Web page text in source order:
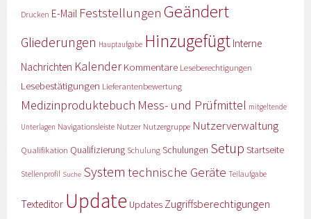
Drucken E-Mail Feststellungen Geändert
Gliederungen Hauptaufgabe Hinzugefügt Interne
Nachrichten KalenderKommentare Leseberechtigungen
Lesebestätigungen Lieferantenbewertung
Medizinproduktebuch Mess- und Prüfmittel mitgeltende
Unterlagen Navigationsleiste Nutzer Nutzergruppe Nutzerverwaltung
Qualifikation Qualifizierung Schulung Schulungen Setup Startseite
Stellenprofil Suche System technische Geräte Teilaufgabe
Texteditor Update Updates Zugriffsberechtigungen